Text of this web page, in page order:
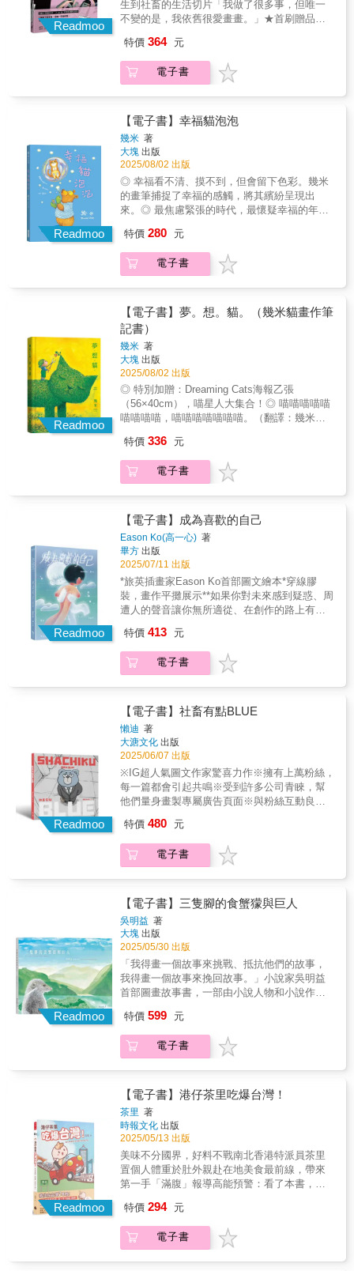
未來，與音樂相遇的時空旅行！
Readmoo
生到社畜的生活切片「我做了很多事，但唯一
不變的是，我依舊很愛畫畫。」★首刷贈品
水晶孔首部個人生活札記★剛踏入30代的單身
台灣女子記錄下20代初到美國後一人、一貓與
一狗在美國的求生奮鬥史21歲的時候跑來美國
狗和一隻貓，以為只是平凡的留學生活，生活
卻遭遇疫情、公司倒閉甚至大風雪？！【跨界
推薦】曲家瑞（藝術家、作家、實踐大學媒體
傳達設計學系副教授）徐譽庭（導演、編劇、
作家）陳沛珛（漫畫家／繪本創作者）盧卡斯
（漫畫家、設計師）阿翰（「阿翰po影片」影
片創作者）「在這個AI當道的年代，水晶孔的
作品仍充滿人情味，為我們創作者帶來力量與
希望。看到她在異鄉打拚築夢，建構出這麼豐
的共鳴與敬意。」——盧卡斯｜漫畫家、設計
師【內容介紹】★用幽默畫風與敘事記錄一段
血汗又真摯的美國生活。★超高共鳴感的留學
生求生指南。★一人一狗一貓，一間沒門的房
間，也能過出生命的重量。★笑著講完這些荒
謬事，眼角還是會濕。在舊金山對岸、全美前
十危險城市之一的奧克蘭，一個來自台北的女
生，帶著「先去一年試試看」的心態，誤打誤
撞展開了長達十年的美國生活旅程。這不是什
麼華麗的美國夢，而是一場處處冒火的即興求
生記。《我很多的美國時間》是一部極具畫面
感、幽默又真實的圖像小說。作者水晶孔以自
國邊緣生活藝術家的真實故事：從一開始在動
畫學校孤獨掙扎、學貸壓頂，到收養一隻病懨
懨卻改變她人生的小巴哥「Porky」，再到灣區
旅……書中用輕鬆的敘述方式，寫下那些異鄉
求生的狼狽與堅持，也描繪了逐夢過程中的不
安、錯愕與心碎，更重要的是：如何從混亂的
生活中抓住一點點溫暖，笑著撐過去。如果你
也曾在異地孤軍奮戰，或是被生活搞到懷疑人
生——這本書，會讓你笑著哭，哭完再撐下
去。
特價 364 元
電子書
Readmoo
【電子書】幸福貓泡泡
幾米 著
大塊 出版
2025/08/02 出版
◎ 幸福看不清、摸不到，但會留下色彩。幾米
的畫筆捕捉了幸福的感觸，將其繽紛呈現出
來。◎ 最焦慮緊張的時代，最懷疑幸福的年
不是沒來只是你沒發現。請注意幸福的喵喵泡
泡會隨時繞在你身邊。幸福是從哪裡出現的？
從寂靜無聲的樹林漫步中，從夏日午後噴起的
爾不想積極、躲起來耍廢的晃蕩中⋯⋯幸福來
得像貓，像泡泡，在不知不覺時來，又無聲無
息飄開。祝你捕捉到幸福與你眨眼的瞬間。－
編輯筆記－將抽象的感觸予以具象化，是藝術
家終極的挑戰之一。這次幾米試圖捕捉最最難
以言明的幸福感，落筆創造出各種可愛又讓人
凝思的畫面，以及他對何謂幸福的巧妙探問。
也許，幸福來臨時常讓人疑惑，不曉得這樣是
否就稱得上幸福了；但人也常常是在幸福離開
後，才體會到幸福是什麼。也許是日常中的波
光是每天固定出現在街角的那隻小狗小貓，就
是幸福駐足的證明。幾米創造了各種多彩繽紛
的情境，以詼諧且帶著天真的口吻追問幸福的
面牽動嘴角時，幸福的貓步就繞在身邊。
特價 280 元
電子書
Readmoo
【電子書】夢。想。貓。（幾米貓畫作筆
記書）
幾米 著
大塊 出版
2025/08/02 出版
◎ 特別加贈：Dreaming Cats海報乙張
（56×40cm），喵星人大集合！◎ 喵喵喵喵喵
喵喵喵喵，喵喵喵喵喵喵喵。（翻譯：幾米畫
態，各式各樣，各有千秋，各具姿色的貓貓，
陪伴你記筆記的每一瞬間。貓咪們都來了，做
白日夢的貓、醒著的貓、睡翻的貓、半夢半醒
喵喵喵にゃんにゃん 야옹야옹喵～～～貓是幾
米最常畫的動物之一，也是姿態最多樣、最有
趣、最引人憐愛的幾米畫作角色。幾米筆下的
貓，千變萬化，既乖順又乖張，又頑皮又完
美，讓人憐愛又使人七竅生煙，完美詮釋了喵
星人，那種使人想要狂吸猛吸，卻也捉摸不定
的形象。《夢。想。貓。》從二十多年來幾米
作品中，挑選各式各樣的貓咪圖像，讓他們都
到這本筆記書中陪伴你。可以說，幾米畫的各
合，一起喵喵喵。主子都來了，奴才們趕緊接
駕！
特價 336 元
電子書
Readmoo
【電子書】成為喜歡的自己
Eason Ko(高一心) 著
畢方 出版
2025/07/11 出版
*旅英插畫家Eason Ko首部圖文繪本*穿線膠
裝，畫作平攤展示**如果你對未來感到疑惑、周
遭人的聲音讓你無所適從、在創作的路上有所
問，希望能讓你在資訊龐雜的網路世界中找到
屬於自己的初衷和創作能量！** 這本書，是我
這幾年來畫下的情感。它不是一本教人如何成
之中，用圖像與文字拼湊起的紀錄。你會在書
裡看到很多不完美的我，也會看到那些慢慢學
會放過自己、擁抱不安的我。如果你正好也走
在一段覺得沒有人懂的路上，那我希望這本書
能給你一點點溫度。不必被治癒，也不必急著
改變自己，只要安靜地坐下來，和自己說聲：
「你已經很好了。」──Eason Ko聯合推薦 隋
棠∣知名演員卡爾與河豚君∣圖文創作者BirBir巧∣
插畫家、美術老師熊老闆BearBoss∣圖文創作者
Michelle∣影片創作者梅森Maysun∣美食創作者
MAYOWL 喵喔∣插畫家杰司，難搞∣數位創作者
瑞秋廖Rachel Liao Illustration∣藝術家河童
畫藝術家（依來函順序排列）Eason是在我高
中未成為插畫家之前就追蹤的創作者，他的筆
觸總能畫出日常裡的溫暖，相信這本書也能像
Eason陪伴我一樣陪伴著大家慢慢成長。卡爾
與河豚君∕圖文創作者作品細膩，每一幅畫都像
是對自己說的一句：你很好，慢慢來，就會開
花。BirBir巧∕插畫家、美術老師Eason 的筆觸像
看見成長的勇氣與光芒！熊老闆BearBoss∕圖文
創作者不論是抑鬱的陰影，或是曾經難以言說
的罪疚。在一幅幅畫作中，彷彿有一雙溫柔的
作者Eason的畫作充滿故事，將追尋生命價值
的熱情與勇氣，藏進每一筆色彩裡。 凱凱周∕創
作者不再討好世界，也不再苛責自己。在異國
漂泊的每一天，我一點一滴拼湊出屬於我的模
樣。這本書，是一場溫柔的自我認同之旅。 蜜
雪兒張Michelle∕影片創作者花兒早晚會盛開，
我們有天也一定會燦爛，成為更更更喜歡的自
己！梅森Maysun∕美食創作者 Eason的作品光
是盯著看就可以療癒我一整天的心情。杰司.難
誠，閃爍著小小的光，照進人心裡。瑞秋廖
Rachel Liao Illustration∕藝術家發現微光，是成
為喜歡自己的起點；Eason用他的溫度點亮自
特價 413 元
電子書
Readmoo
【電子書】社畜有點BLUE
懶迪 著
大溏文化 出版
2025/06/07 出版
※IG超人氣圖文作家驚喜力作※擁有上萬粉絲，
每一篇都會引起共鳴※受到許多公司青睞，幫
他們量身畫製專屬廣告頁面※與粉絲互動良
一個心累每個你送給你隔壁的同事、也一樣心
累的每個朋友送給每個不想BLUE的你和妳在這
個大加班時代，「社畜」已成為這個新世代的
為了企業而放棄人類的尊嚴，拼命賣力地為企
業效勞（不論是否為上班時間）。懶迪(Randy)
是一名上班族，同時也是「社畜有點Blue」的
作者。透過他的畫筆與觀察，將每一個上班族
看到的職場百態與各式各樣的同事們，幻化為
一個個可愛又帶點心累的動物角色，透過這些
動物可愛的形象，讓那些令人不想面對的職場
壓力，也能變成使人會心一笑的幽默情景。將
許多上班族的縮影幻化成動物，畫出職場的生
孤單」！讀者忍不住回響:「這也太好笑了！」
「笑著笑著，眼淚也漸漸流下來了！」「這裡
面的故事，我每天都在上演」「很有共鳴」
「好地獄」「這不是⋯⋯我嗎⋯⋯」「我以為
你在畫我」「哈哈哈哈哈什麼熱血漫」「有沒
有熟悉的感覺」「笑屎⋯⋯用一下」完全說中
我🤣為什麼看完有點想哭好貼切，突然有種哀
傷感，立馬標記給那個熟悉的人在「社畜有點
BLUE 」的世界裡，一共有七名角色。每個都
可能是你。故事圍繞著六個動物員工以及老闆
性格以及習慣，至於那些辦公室裡的酸甜苦
辣，還有忍不住笑出來的當下，只有自己能夠
體會。看了，就釋懷了。看了，就療癒了。看
特價 480 元
電子書
Readmoo
【電子書】三隻腳的食蟹獴與巨人
吳明益 著
大塊 出版
2025/05/30 出版
「我得畫一個故事來挑戰、抵抗他們的故事，
我得畫一個故事來挽回故事。」小說家吳明益
首部圖畫故事書，一部由小說人物和小說作者
巨人》、《海風酒店》兩部作品，有人先讀了
圖畫故事書，再去讀小說；有人先讀了小說，
爾後進入圖畫故事書的世界。無論次序，只要
新季節。𓂃 𓂃𓂃𓂃 𓂃𓂃𓂃 𓂃𓂃𓂃 𓂃𓂃 𓂃
𓂃𓂃𓂃 每當甜根子草花開的季節來到，女孩就
會想起通往巨人之心的那條路。「她永遠記得
三隻腳的食蟹獴如何帶她進去『巨人之心』，
她想要把這個被水泥廠扭曲的巨人的故事重新
說回來。」 「她不要人們忘記這裡曾經有巨
人，而只記得水泥廠。」一個清晨，草叢裡一
隻尖鼻子小動物探頭出來，抬起缺了腳掌的右
腳，發出急切的呼呼聲。「每當周遭安靜下來
自己怎麼奮力掙脫捕獸鋏，怎麼昏倒在巨人的
睫毛底下，怎麼在『巨人之心』受到庇護重獲
新生的事。牠在那裡認識了其它受傷的動物，
特價 599 元
電子書
Readmoo
【電子書】港仔茶里吃爆台灣！
茶里 著
時報文化 出版
2025/05/13 出版
美味不分國界，好料不戰南北香港特派員茶里
置個人體重於肚外親赴在地美食最前線，帶來
第一手「滿腹」報導高能預警：看了本書，小
候，更需要吃。吃，不只是為了填飽肚子，更
是生活的一部分。無論快樂或悲傷，都少不了
它的存在。你今日食咗飯未？你今天吃飯了
特價 294 元
電子書